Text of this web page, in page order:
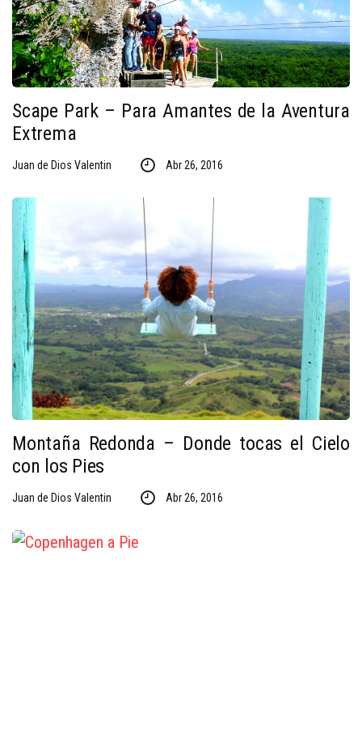
Scape Park – Para Amantes de la Aventura
Extrema
Juan de Dios Valentin Abr 26, 2016
Montaña Redonda – Donde tocas el Cielo
con los Pies
Juan de Dios Valentin Abr 26, 2016